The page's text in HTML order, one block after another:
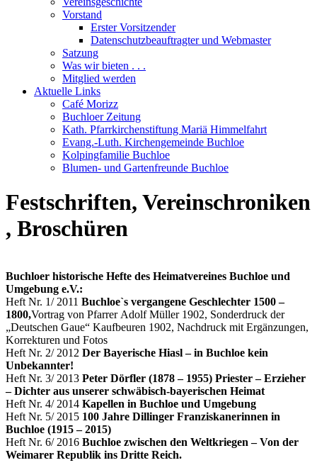
Vorstand
Erster Vorsitzender
Datenschutzbeauftragter und Webmaster
Satzung
Was wir bieten . . .
Mitglied werden
Aktuelle Links
Café Morizz
Buchloer Zeitung
Kath. Pfarrkirchenstiftung Mariä Himmelfahrt
Evang.-Luth. Kirchengemeinde Buchloe
Kolpingfamilie Buchloe
Blumen- und Gartenfreunde Buchloe
Festschriften, Vereinschroniken
, Broschüren
Buchloer historische Hefte des Heimatvereines Buchloe und
Umgebung e.V.:
Heft Nr. 1/ 2011 Buchloe`s vergangene Geschlechter 1500 –
1800,Vortrag von Pfarrer Adolf Müller 1902, Sonderdruck der
„Deutschen Gaue“ Kaufbeuren 1902, Nachdruck mit Ergänzungen,
Korrekturen und Fotos
Heft Nr. 2/ 2012 Der Bayerische Hiasl – in Buchloe kein
Unbekannter!
Heft Nr. 3/ 2013 Peter Dörfler (1878 – 1955) Priester – Erzieher
– Dichter aus unserer schwäbisch-bayerischen Heimat
Heft Nr. 4/ 2014 Kapellen in Buchloe und Umgebung
Heft Nr. 5/ 2015 100 Jahre Dillinger Franziskanerinnen in
Buchloe (1915 – 2015)
Heft Nr. 6/ 2016 Buchloe zwischen den Weltkriegen – Von der
Weimarer Republik ins Dritte Reich.